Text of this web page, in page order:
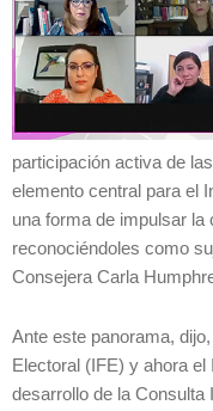
participación activa de
elemento central para el
una forma de impulsar
reconociéndoles como
Consejera Carla
Ante este panorama,
Electoral (IFE) y ahora
desarrollo de la Consulta